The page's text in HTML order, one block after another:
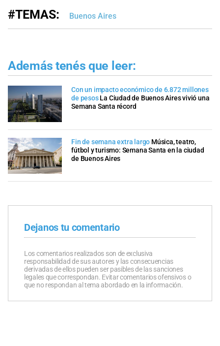
#TEMAS: Buenos Aires
Además tenés que leer:
Con un impacto económico de 6.872 millones
de pesos La Ciudad de Buenos Aires vivió una
Semana Santa récord
Fin de semana extra largo Música, teatro,
fútbol y turismo: Semana Santa en la ciudad
de Buenos Aires
Dejanos tu comentario
Los comentarios realizados son de exclusiva
responsabilidad de sus autores y las consecuencias
derivadas de ellos pueden ser pasibles de las sanciones
legales que correspondan. Evitar comentarios ofensivos o
que no respondan al tema abordado en la información.